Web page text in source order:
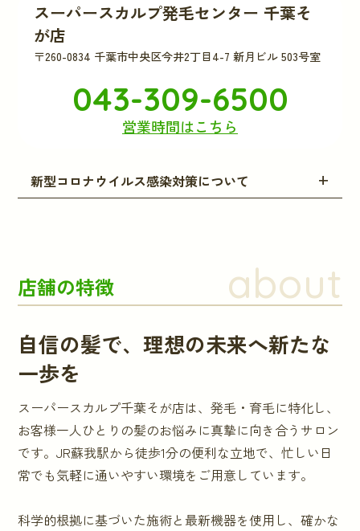
スーパースカルプ発毛センター 千葉そ
が店
〒260-0834 千葉市中央区今井2丁目4-7 新月ビル 503号室
043-309-6500
営業時間はこちら
新型コロナウイルス感染対策について
店舗の特徴 about
自信の髪で、理想の未来へ新たな
一歩を
スーパースカルプ千葉そが店は、発毛・育毛に特化し、
お客様一人ひとりの髪のお悩みに真摯に向き合うサロン
です。JR蘇我駅から徒歩1分の便利な立地で、忙しい日
常でも気軽に通いやすい環境をご用意しています。
科学的根拠に基づいた施術と最新機器を使用し、確かな